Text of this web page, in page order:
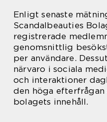
Enligt senaste
Scandalbeauties
registrerade
genomsnittlig
per användare.
närvaro i sociala
och interaktioner
den höga
bolagets innehåll.